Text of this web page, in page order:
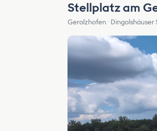
Stellplatz am
Gerolzhofen · Dingolshäuser